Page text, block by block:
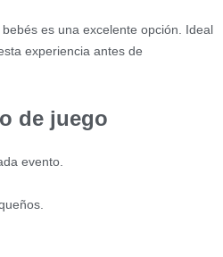
es una excelente opción. Ideal
experiencia antes de
de juego
evento.